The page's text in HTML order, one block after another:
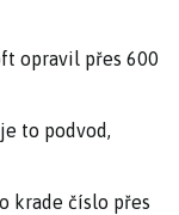
opravil přes 600
to podvod,
krade číslo přes